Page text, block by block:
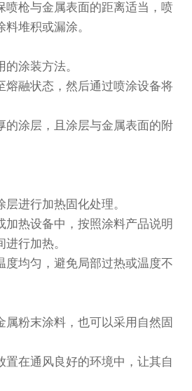
喷枪与金属表面的距离适当，喷
堆积或漏涂。
涂装方法。
熔融状态，然后通过喷涂设备将
的涂层，且涂层与金属表面的附
进行加热固化处理。
加热设备中，按照涂料产品说明
行加热。
度均匀，避免局部过热或温度不
属粉末涂料，也可以采用自然固
置在通风良好的环境中，让其自